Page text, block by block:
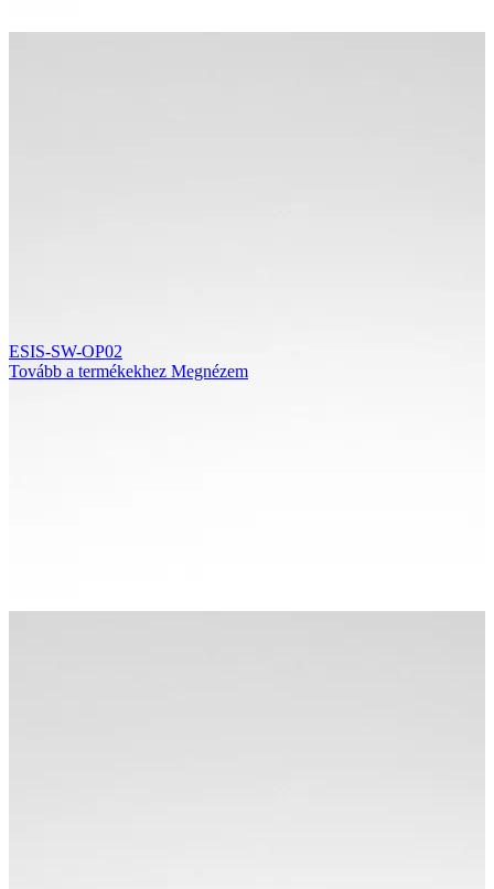
ESIS-SW-OP02
Tovább a termékekhez Megnézem